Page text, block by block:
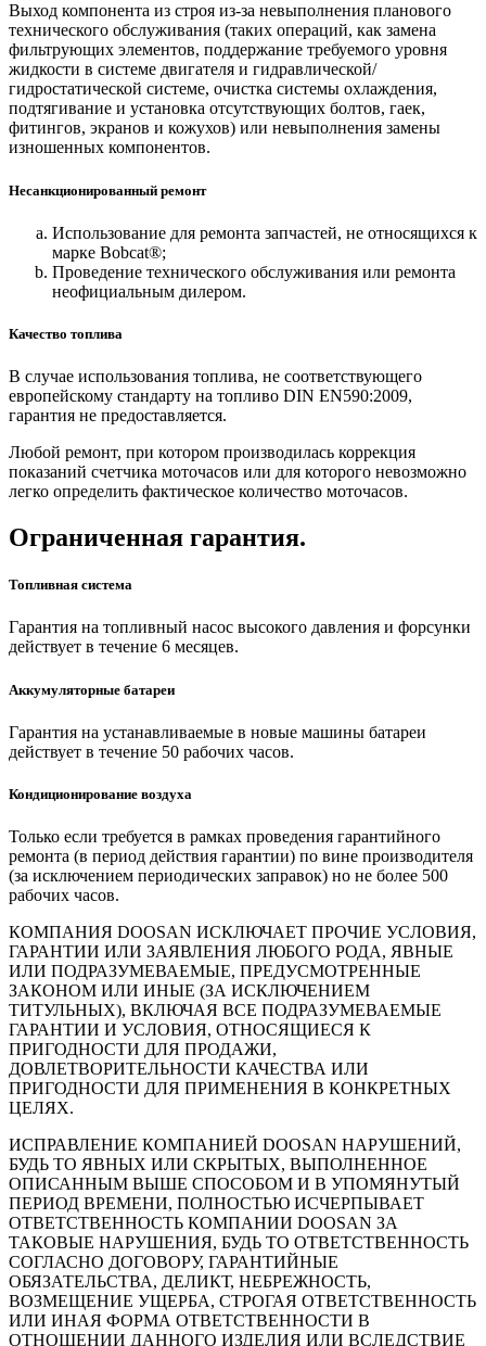
Выход компонента из строя из-за невыполнения планового
технического обслуживания (таких операций, как замена
фильтрующих элементов, поддержание требуемого уровня
жидкости в системе двигателя и гидравлической/
гидростатической системе, очистка системы охлаждения,
подтягивание и установка отсутствующих болтов, гаек,
фитингов, экранов и кожухов) или невыполнения замены
изношенных компонентов.
Несанкционированный ремонт
Использование для ремонта запчастей, не относящихся к
марке Bobcat®;
Проведение технического обслуживания или ремонта
неофициальным дилером.
Качество топлива
В случае использования топлива, не соответствующего
европейскому стандарту на топливо DIN EN590:2009,
гарантия не предоставляется.
Любой ремонт, при котором производилась коррекция
показаний счетчика моточасов или для которого невозможно
легко определить фактическое количество моточасов.
Ограниченная гарантия.
Топливная система
Гарантия на топливный насос высокого давления и форсунки
действует в течение 6 месяцев.
Аккумуляторные батареи
Гарантия на устанавливаемые в новые машины батареи
действует в течение 50 рабочих часов.
Кондиционирование воздуха
Только если требуется в рамках проведения гарантийного
ремонта (в период действия гарантии) по вине производителя
(за исключением периодических заправок) но не более 500
рабочих часов.
КОМПАНИЯ DOOSAN ИСКЛЮЧАЕТ ПРОЧИЕ УСЛОВИЯ,
ГАРАНТИИ ИЛИ ЗАЯВЛЕНИЯ ЛЮБОГО РОДА, ЯВНЫЕ
ИЛИ ПОДРАЗУМЕВАЕМЫЕ, ПРЕДУСМОТРЕННЫЕ
ЗАКОНОМ ИЛИ ИНЫЕ (ЗА ИСКЛЮЧЕНИЕМ
ТИТУЛЬНЫХ), ВКЛЮЧАЯ ВСЕ ПОДРАЗУМЕВАЕМЫЕ
ГАРАНТИИ И УСЛОВИЯ, ОТНОСЯЩИЕСЯ К
ПРИГОДНОСТИ ДЛЯ ПРОДАЖИ,
ДОВЛЕТВОРИТЕЛЬНОСТИ КАЧЕСТВА ИЛИ
ПРИГОДНОСТИ ДЛЯ ПРИМЕНЕНИЯ В КОНКРЕТНЫХ
ЦЕЛЯХ.
ИСПРАВЛЕНИЕ КОМПАНИЕЙ DOOSAN НАРУШЕНИЙ,
БУДЬ ТО ЯВНЫХ ИЛИ СКРЫТЫХ, ВЫПОЛНЕННОЕ
ОПИСАННЫМ ВЫШЕ СПОСОБОМ И В УПОМЯНУТЫЙ
ПЕРИОД ВРЕМЕНИ, ПОЛНОСТЬЮ ИСЧЕРПЫВАЕТ
ОТВЕТСТВЕННОСТЬ КОМПАНИИ DOOSAN ЗА
ТАКОВЫЕ НАРУШЕНИЯ, БУДЬ ТО ОТВЕТСТВЕННОСТЬ
СОГЛАСНО ДОГОВОРУ, ГАРАНТИЙНЫЕ
ОБЯЗАТЕЛЬСТВА, ДЕЛИКТ, НЕБРЕЖНОСТЬ,
ВОЗМЕЩЕНИЕ УЩЕРБА, СТРОГАЯ ОТВЕТСТВЕННОСТЬ
ИЛИ ИНАЯ ФОРМА ОТВЕТСТВЕННОСТИ В
ОТНОШЕНИИ ДАННОГО ИЗДЕЛИЯ ИЛИ ВСЛЕДСТВИЕ